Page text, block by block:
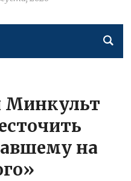
Минкульт
на